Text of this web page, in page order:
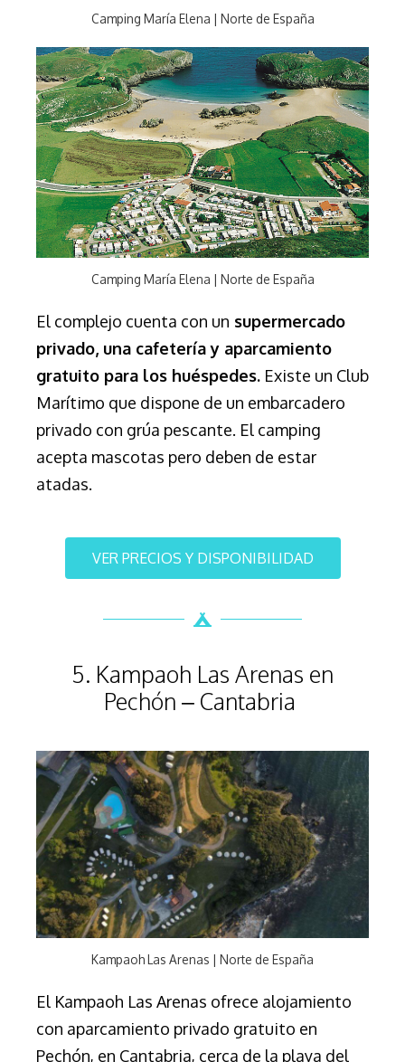
Camping María Elena | Norte de España
Camping María Elena | Norte de España
El complejo cuenta con un supermercado
privado, una cafetería y aparcamiento
gratuito para los huéspedes. Existe un Club
Marítimo que dispone de un embarcadero
privado con grúa pescante. El camping
acepta mascotas pero deben de estar
atadas.
VER PRECIOS Y DISPONIBILIDAD
5. Kampaoh Las Arenas en
Pechón – Cantabria
Kampaoh Las Arenas | Norte de España
El Kampaoh Las Arenas ofrece alojamiento
con aparcamiento privado gratuito en
Pechón, en Cantabria, cerca de la playa del